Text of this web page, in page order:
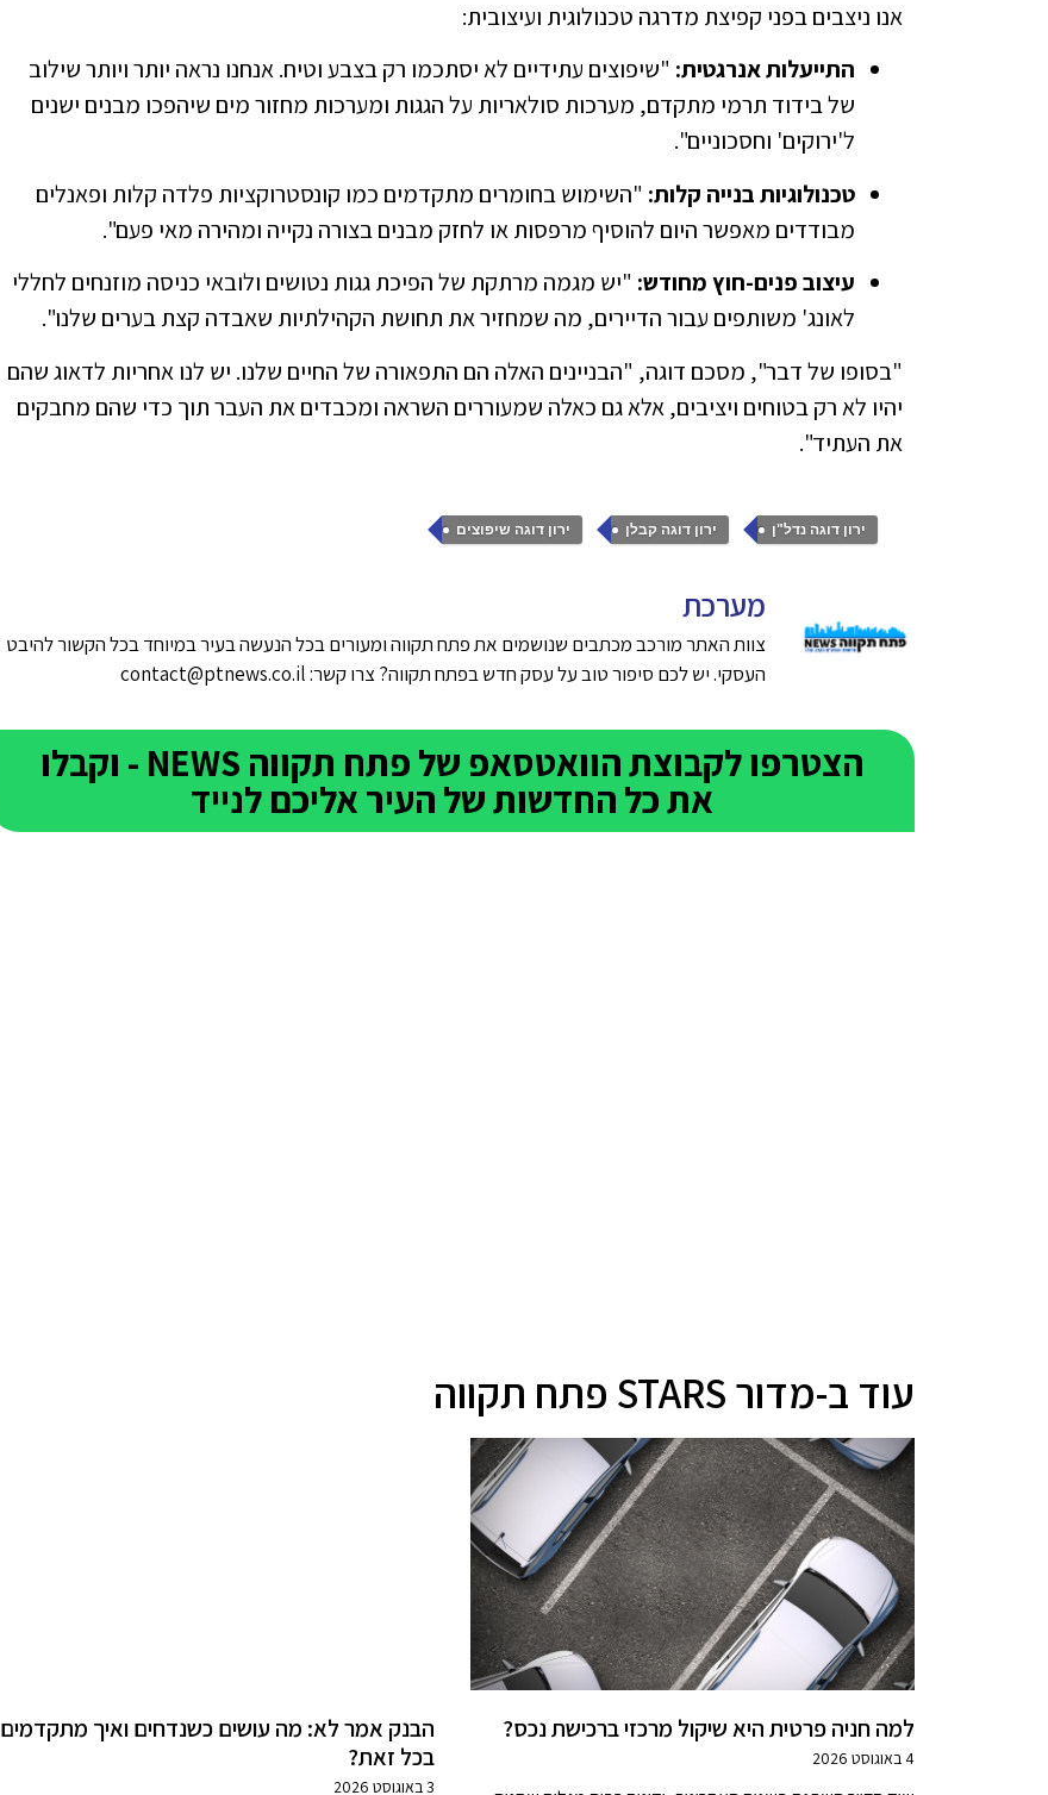
אנו ניצבים בפני קפיצת מדרגה טכנולוגית ועיצובית:
התייעלות אנרגטית: "שיפוצים עתידיים לא יסתכמו רק בצבע וטיח. אנחנו נראה יותר ויותר שילוב
של בידוד תרמי מתקדם, מערכות סולאריות על הגגות ומערכות מחזור מים שיהפכו מבנים ישנים
ל'ירוקים' וחסכוניים".
טכנולוגיות בנייה קלות: "השימוש בחומרים מתקדמים כמו קונסטרוקציות פלדה קלות ופאנלים
מבודדים מאפשר היום להוסיף מרפסות או לחזק מבנים בצורה נקייה ומהירה מאי פעם".
עיצוב פנים-חוץ מחודש: "יש מגמה מרתקת של הפיכת גגות נטושים ולובאי כניסה מוזנחים לחללי
לאונג' משותפים עבור הדיירים, מה שמחזיר את תחושת הקהילתיות שאבדה קצת בערים שלנו".
"בסופו של דבר", מסכם דוגה, "הבניינים האלה הם התפאורה של החיים שלנו. יש לנו אחריות לדאוג שהם
יהיו לא רק בטוחים ויציבים, אלא גם כאלה שמעוררים השראה ומכבדים את העבר תוך כדי שהם מחבקים
את העתיד".
ירון דוגה נדל"ן , ירון דוגה קבלן , ירון דוגה שיפוצים
מערכת
צוות האתר מורכב מכתבים שנושמים את פתח תקווה ומעורים בכל הנעשה בעיר במיוחד בכל הקשור להיבט
העסקי. יש לכם סיפור טוב על עסק חדש בפתח תקווה? צרו קשר: contact@ptnews.co.il
הצטרפו לקבוצת הוואטסאפ של פתח תקווה NEWS - וקבלו
את כל החדשות של העיר אליכם לנייד
עוד ב-מדור STARS פתח תקווה
למה חניה פרטית היא שיקול מרכזי ברכישת נכס?
4 באוגוסט 2026
הבנק אמר לא: מה עושים כשנדחים ואיך מתקדמים
בכל זאת?
3 באוגוסט 2026